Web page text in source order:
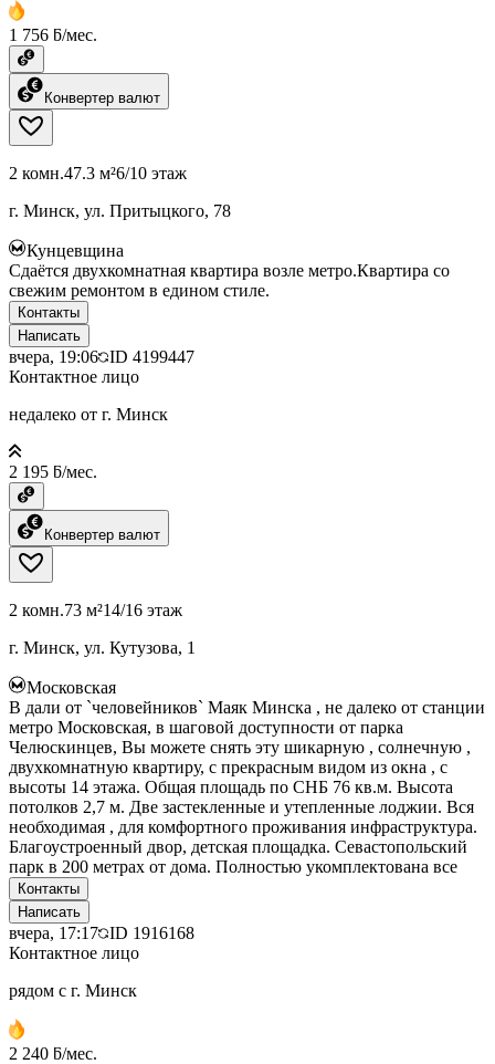
1 756 ƃ/мес.
Конвертер валют
2 комн.47.3 м²6/10 этаж
г. Минск, ул. Притыцкого, 78
Кунцевщина
Сдаётся двухкомнатная квартира возле метро.Квартира со
свежим ремонтом в едином стиле.
Контакты
Написать
вчера, 19:06 ID 4199447
Контактное лицо
недалеко от г. Минск
2 195 ƃ/мес.
Конвертер валют
2 комн.73 м²14/16 этаж
г. Минск, ул. Кутузова, 1
Московская
В дали от `человейников` Маяк Минска , не далеко от станции
метро Московская, в шаговой доступности от парка
Челюскинцев, Вы можете снять эту шикарную , солнечную ,
двухкомнатную квартиру, с прекрасным видом из окна , с
высоты 14 этажа. Общая площадь по СНБ 76 кв.м. Высота
потолков 2,7 м. Две застекленные и утепленные лоджии. Вся
необходимая , для комфортного проживания инфраструктура.
Благоустроенный двор, детская площадка. Севастопольский
парк в 200 метрах от дома. Полностью укомплектована все
Контакты
Написать
вчера, 17:17 ID 1916168
Контактное лицо
рядом с г. Минск
2 240 ƃ/мес.